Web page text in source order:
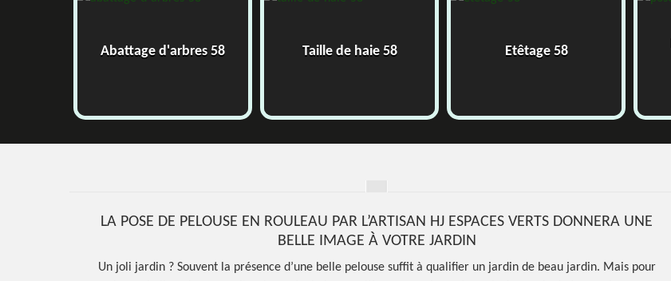
Abattage d'arbres 58 Taille de haie 58 Etêtage 58
LA POSE DE PELOUSE EN ROULEAU PAR L’ARTISAN HJ ESPACES VERTS DONNERA UNE
BELLE IMAGE À VOTRE JARDIN
Un joli jardin ? Souvent la présence d’une belle pelouse suffit à qualifier un jardin de beau jardin. Mais pour